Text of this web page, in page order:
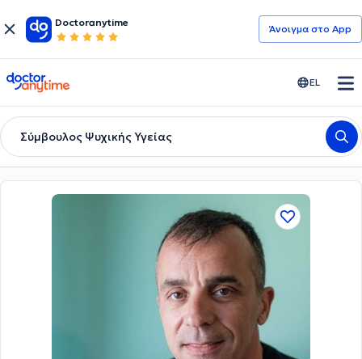
Doctoranytime
Άνοιγμα στο App
doctoranytime EL
Σύμβουλος Ψυχικής Υγείας